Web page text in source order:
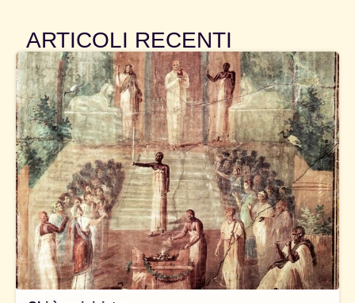
ARTICOLI RECENTI